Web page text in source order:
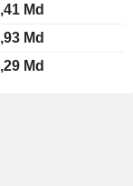
Md
Md
Md